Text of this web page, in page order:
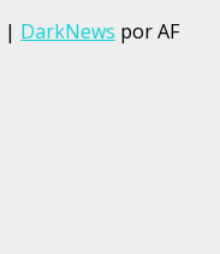
| DarkNews por AF